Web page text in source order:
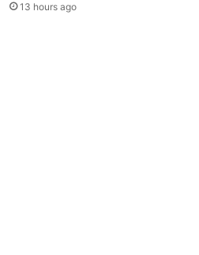
13 hours ago